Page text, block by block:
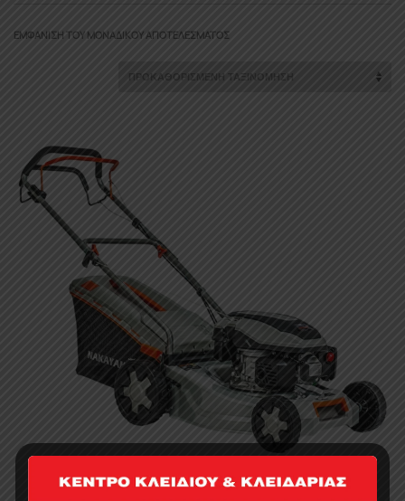
ΕΜΦΆΝΙΣΗ ΤΟΥ ΜΟΝΑΔΙΚΟΎ ΑΠΟΤΕΛΈΣΜΑΤΟΣ